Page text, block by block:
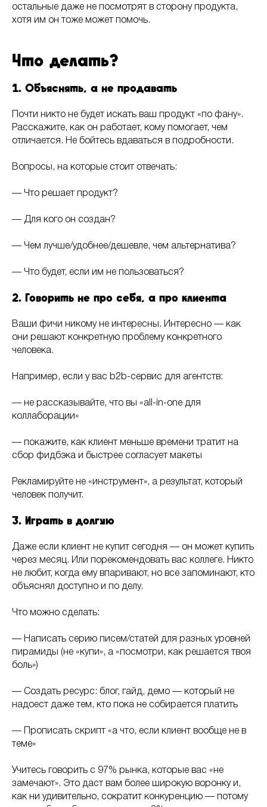
остальные даже не посмотрят в сторону продукта,
хотя им он тоже может помочь.
Что делать?
1. Объяснять, а не продавать
Почти никто не будет искать ваш продукт «по фану».
Расскажите, как он работает, кому помогает, чем
отличается. Не бойтесь вдаваться в подробности.
Вопросы, на которые стоит отвечать:
— Что решает продукт?
— Для кого он создан?
— Чем лучше/удобнее/дешевле, чем альтернатива?
— Что будет, если им не пользоваться?
2. Говорить не про себя, а про клиента
Ваши фичи никому не интересны. Интересно — как
они решают конкретную проблему конкретного
человека.
Например, если у вас b2b-сервис для агентств:
— не рассказывайте, что вы «all-in-one для
коллаборации»
— покажите, как клиент меньше времени тратит на
сбор фидбэка и быстрее согласует макеты
Рекламируйте не «инструмент», а результат, который
человек получит.
3. Играть в долгую
Даже если клиент не купит сегодня — он может купить
через месяц. Или порекомендовать вас коллеге. Никто
не любит, когда ему впаривают, но все запоминают, кто
объяснял доступно и по делу.
Что можно сделать:
— Написать серию писем/статей для разных уровней
пирамиды (не «купи», а «посмотри, как решается твоя
боль»)
— Создать ресурс: блог, гайд, демо — который не
надоест даже тем, кто пока не собирается платить
— Прописать скрипт «а что, если клиент вообще не в
теме»
Учитесь говорить с 97% рынка, которые вас «не
замечают». Это даст вам более широкую воронку и,
как ни удивительно, сократит конкуренцию — потому